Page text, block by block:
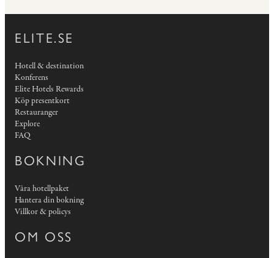
ELITE.SE
Hotell & destination
Konferens
Elite Hotels Rewards
Köp presentkort
Restauranger
Explore
FAQ
BOKNING
Våra hotellpaket
Hantera din bokning
Villkor & policys
OM OSS